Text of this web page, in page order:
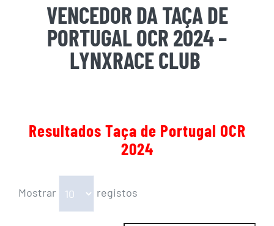
VENCEDOR DA TAÇA DE
PORTUGAL OCR 2024 –
LYNXRACE CLUB
Resultados Taça de Portugal OCR
2024
Mostrar registos